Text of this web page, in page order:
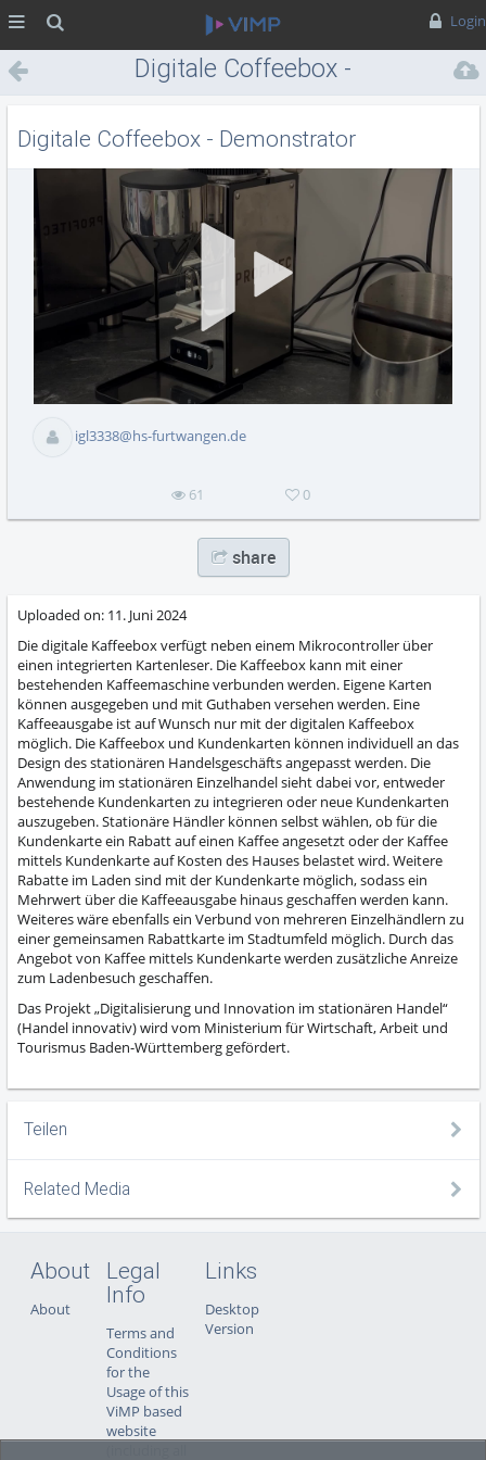
Login
Digitale Coffeebox -
Demonstrator
Digitale Coffeebox - Demonstrator
igl3338@hs-furtwangen.de
61 0
share
Uploaded on: 11. Juni 2024
Die digitale Kaffeebox verfügt neben einem Mikrocontroller über
einen integrierten Kartenleser. Die Kaffeebox kann mit einer
bestehenden Kaffeemaschine verbunden werden. Eigene Karten
können ausgegeben und mit Guthaben versehen werden. Eine
Kaffeeausgabe ist auf Wunsch nur mit der digitalen Kaffeebox
möglich. Die Kaffeebox und Kundenkarten können individuell an das
Design des stationären Handelsgeschäfts angepasst werden. Die
Anwendung im stationären Einzelhandel sieht dabei vor, entweder
bestehende Kundenkarten zu integrieren oder neue Kundenkarten
auszugeben. Stationäre Händler können selbst wählen, ob für die
Kundenkarte ein Rabatt auf einen Kaffee angesetzt oder der Kaffee
mittels Kundenkarte auf Kosten des Hauses belastet wird. Weitere
Rabatte im Laden sind mit der Kundenkarte möglich, sodass ein
Mehrwert über die Kaffeeausgabe hinaus geschaffen werden kann.
Weiteres wäre ebenfalls ein Verbund von mehreren Einzelhändlern zu
einer gemeinsamen Rabattkarte im Stadtumfeld möglich. Durch das
Angebot von Kaffee mittels Kundenkarte werden zusätzliche Anreize
zum Ladenbesuch geschaffen.
Das Projekt „Digitalisierung und Innovation im stationären Handel“
(Handel innovativ) wird vom Ministerium für Wirtschaft, Arbeit und
Tourismus Baden-Württemberg gefördert.
Teilen
Related Media
About
About
Legal
Info
Terms and
Conditions
for the
Usage of this
ViMP based
website
Links
Desktop
Version